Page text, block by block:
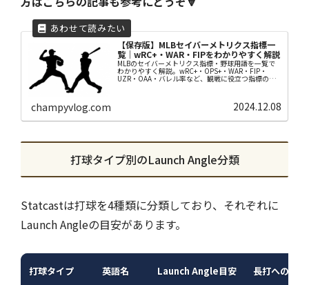
【保存版】MLBセイバーメトリクス指標一
覧｜wRC+・WAR・FIPをわかりやすく解説
MLBのセイバーメトリクス指標・野球用語を一覧で
わかりやすく解説。wRC+・OPS+・WAR・FIP・
UZR・OAA・バレル率など、観戦に役立つ指標の意
champyvlog.com 2024.12.08
打球タイプ別のLaunch Angle分類
Statcastは打球を4種類に分類しており、それぞれに
Launch Angleの目安があります。
打球タイプ 英語名 Launch Angle目安 長打への期待